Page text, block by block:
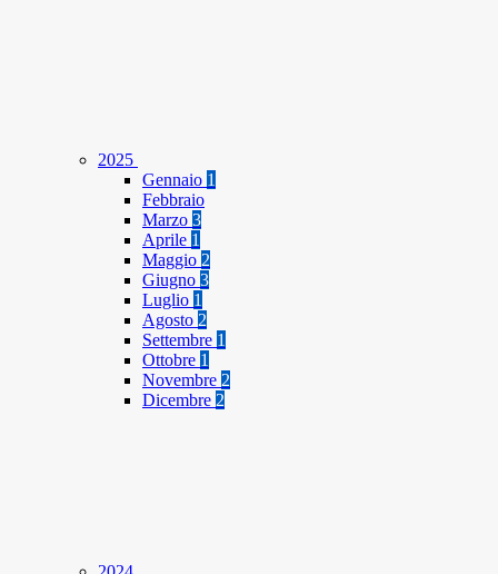
2025
Gennaio 1
Febbraio
Marzo 3
Aprile 1
Maggio 2
Giugno 3
Luglio 1
Agosto 2
Settembre 1
Ottobre 1
Novembre 2
Dicembre 2